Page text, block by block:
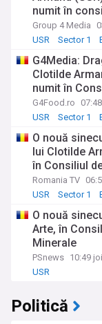
numit în
Minerale,
Ministerului
Group 4 Media
USR
Sector 1
G4Media:
Clotilde
numit în
Naționale a
G4Food.ro
USR
Sector 1
O nouă
lui Clotilde
în Consiliul
Romania TV
USR
Sector 1
O nouă
Arte, în
Minerale
PSnews 10:49
USR
Politică